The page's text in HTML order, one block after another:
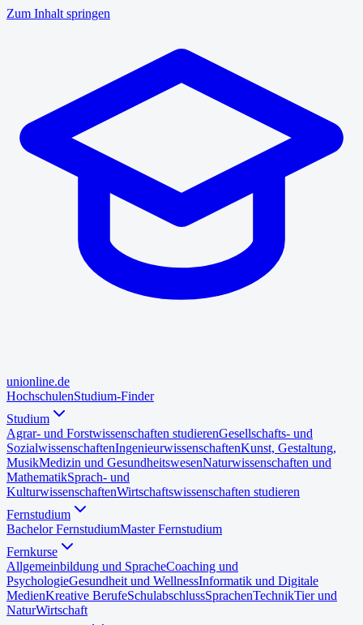
Zum Inhalt springen
unionline.de
HochschulenStudium-Finder
Studium
Agrar- und Forstwissenschaften studierenGesellschafts- und
SozialwissenschaftenIngenieurwissenschaftenKunst, Gestaltung,
MusikMedizin und GesundheitswesenNaturwissenschaften und
MathematikSprach- und
KulturwissenschaftenWirtschaftswissenschaften studieren
Fernstudium
Bachelor FernstudiumMaster Fernstudium
Fernkurse
Allgemeinbildung und SpracheCoaching und
PsychologieGesundheit und WellnessInformatik und Digitale
MedienKreative BerufeSchulabschlussSprachenTechnikTier und
NaturWirtschaft